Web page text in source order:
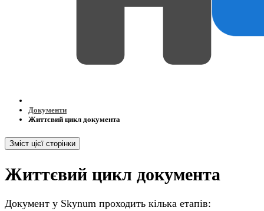
Документи
Життєвий цикл документа
Зміст цієї сторінки
Життєвий цикл документа
Документ у Skynum проходить кілька етапів: